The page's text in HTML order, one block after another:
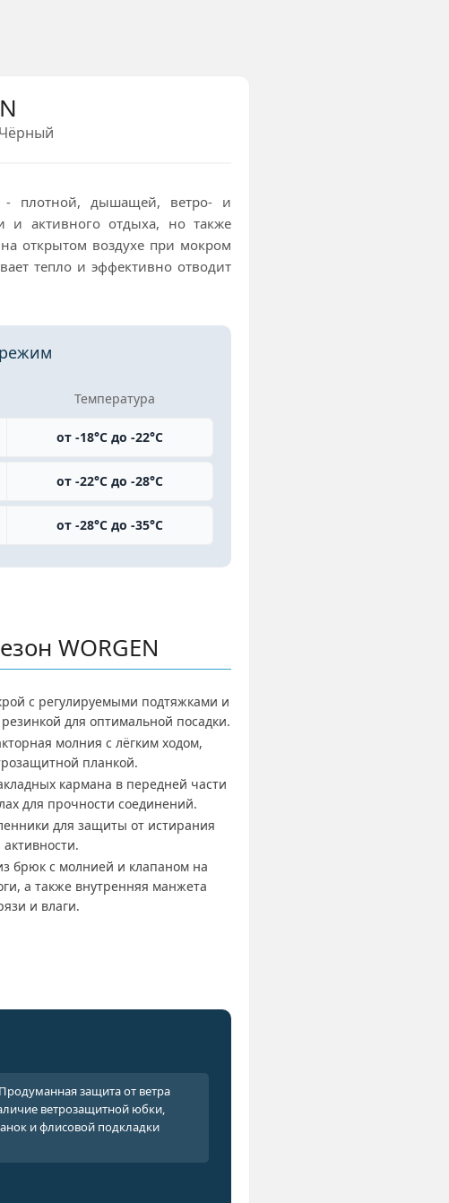
- плотной, дышащей, ветро- и
и активного отдыха, но также
открытом воздухе при мокром
тепло и эффективно отводит
Температура
от -18°C до -22°C
от -22°C до -28°C
от -28°C до -35°C
WORGEN
с регулируемыми подтяжками и
для оптимальной посадки.
молния с лёгким ходом,
планкой.
кармана в передней части
для прочности соединений.
для защиты от истирания
брюк с молнией и клапаном на
а также внутренняя манжета
и влаги.
защита от ветра
ветрозащитной юбки,
и флисовой подкладки